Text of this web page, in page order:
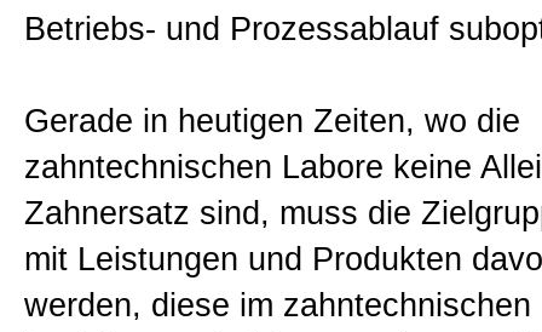
Betriebs- und Prozessablauf
Gerade in heutigen Zeiten, wo die
zahntechnischen Labore keine
Zahnersatz sind, muss die
mit Leistungen und Produkten
werden, diese im